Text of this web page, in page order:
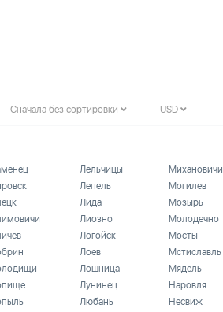
Сначала без сортировки USD
Лельчицы
Лепель
Лида
Лиозно
Логойск
Лоев
Лошница
Лунинец
Любань
Михановичи
Могилев
Мозырь
Молодечно
Мосты
Мстиславль
Мядель
Наровля
Несвиж